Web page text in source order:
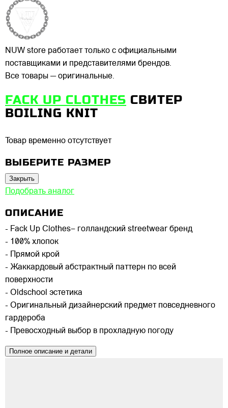
NUW store работает только с официальными
поставщиками и представителями брендов.
Все товары — оригинальные.
FACK UP CLOTHES СВИТЕР
BOILING KNIT
Товар временно отсутствует
ВЫБЕРИТЕ РАЗМЕР
Закрыть
Подобрать аналог
ОПИСАНИЕ
- Fack Up Clothes– голландский streetwear бренд
- 100% хлопок
- Прямой крой
- Жаккардовый абстрактный паттерн по всей
поверхности
- Oldschool эстетика
- Оригинальный дизайнерский предмет повседневного
гардероба
- Превосходный выбор в прохладную погоду
Полное описание и детали